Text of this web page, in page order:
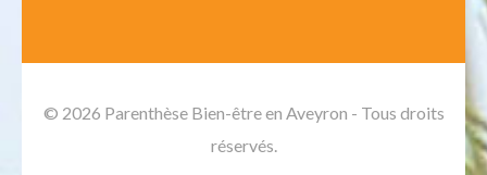
© 2026 Parenthèse Bien-être en Aveyron - Tous droits
réservés.